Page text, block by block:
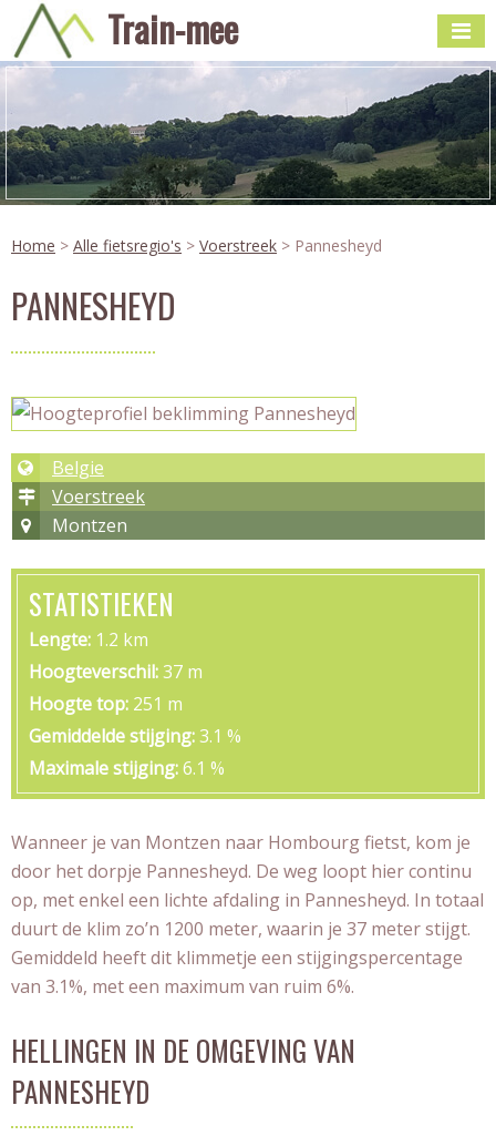
Train-mee
Home > Alle fietsregio's > Voerstreek > Pannesheyd
PANNESHEYD
Belgie
Voerstreek
Montzen
STATISTIEKEN
Lengte 1.2 km
Hoogteverschil 37 m
Hoogte top 251 m
Gemiddelde stijging 3.1 %
Maximale stijging 6.1 %
Wanneer je van Montzen naar Hombourg fietst, kom je
door het dorpje Pannesheyd. De weg loopt hier continu
op, met enkel een lichte afdaling in Pannesheyd. In totaal
duurt de klim zo’n 1200 meter, waarin je 37 meter stijgt.
Gemiddeld heeft dit klimmetje een stijgingspercentage
van 3.1%, met een maximum van ruim 6%.
HELLINGEN IN DE OMGEVING VAN
PANNESHEYD